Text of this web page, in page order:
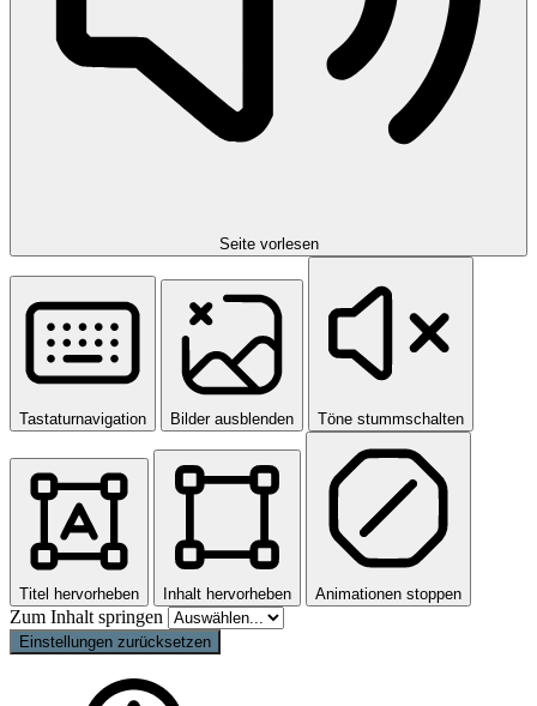
Seite vorlesen
Tastaturnavigation Bilder ausblenden Töne stummschalten
Titel hervorheben Inhalt hervorheben Animationen stoppen
Zum Inhalt springen
Einstellungen zurücksetzen